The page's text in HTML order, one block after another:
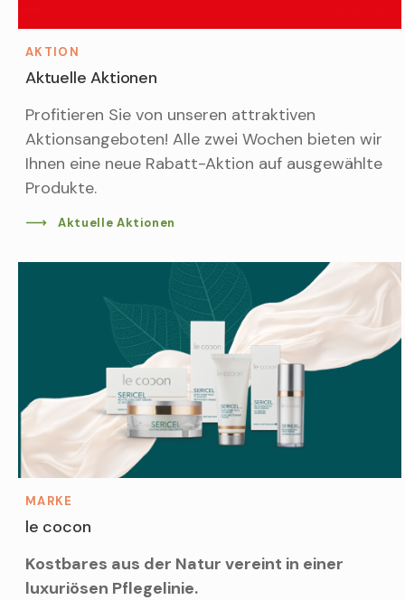
AKTION
Aktuelle Aktionen
Profitieren Sie von unseren attraktiven
Aktionsangeboten! Alle zwei Wochen bieten wir
Ihnen eine neue Rabatt-Aktion auf ausgewählte
Produkte.
Aktuelle Aktionen
MARKE
le cocon
Kostbares aus der Natur vereint in einer
luxuriösen Pflegelinie.